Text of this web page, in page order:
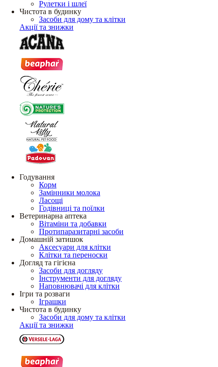
Рулетки і шлеї
Чистота в будинку
Засоби для дому та клітки
Акції та знижки
Годування
Корм
Замінники молока
Ласощі
Годівниці та поїлки
Ветеринарна аптека
Вітаміни та добавки
Протипаразитарні засоби
Домашній затишок
Аксесуари для клітки
Клітки та переноски
Догляд та гігієна
Засоби для догляду
Інструменти для догляду
Наповнювачі для клітки
Ігри та розваги
Іграшки
Чистота в будинку
Засоби для дому та клітки
Акції та знижки